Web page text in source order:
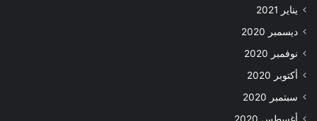
يناير 2021
ديسمبر 2020
نوفمبر 2020
أكتوبر 2020
سبتمبر 2020